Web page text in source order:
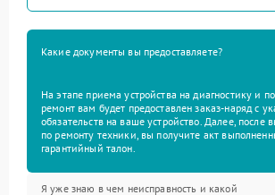
Какие документы вы предоставляете?
На этапе приема устройства на диагностику и
ремонт вам будет предоставлен заказ-наряд с
обязательств на ваше устройство. Далее, после
по ремонту техники, вы получите акт
гарантийный талон.
Я уже знаю в чем неисправность и какой